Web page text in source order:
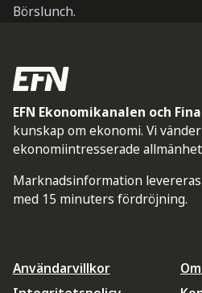
Börslunch.
EFN Ekonomikanalen och
kunskap om ekonomi. Vi
ekonomiintresserade
Marknadsinformation
med 15 minuters fördröjning.
Användarvillkor